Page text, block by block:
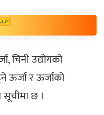
चिनी उद्योगको
ऊर्जा र ऊर्जाको
सूचीमा छ ।